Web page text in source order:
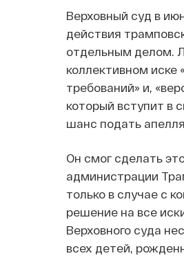
Верховный суд в
действия
отдельным делом.
коллективном иске
требований» и,
который вступит в
шанс подать
Он смог сделать
администрации
только в случае с
решение на все
Верховного суда
всех детей,